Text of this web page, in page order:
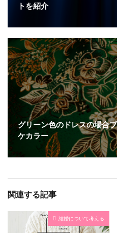
トを紹介
グリーン色のドレスの場合
ケカラー
関連する記事
結婚について考える